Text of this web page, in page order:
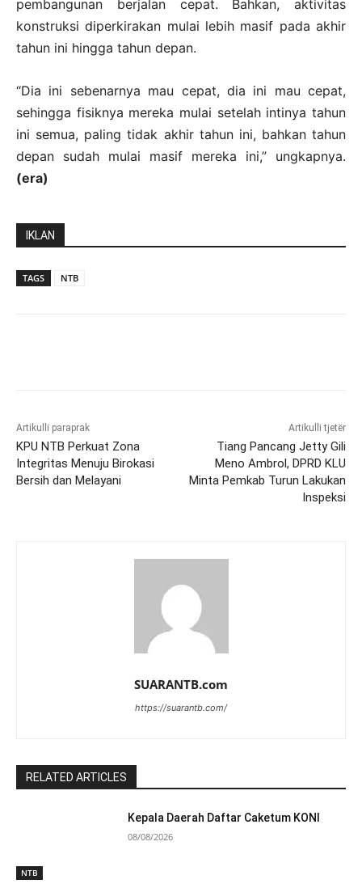
pembangunan berjalan cepat. Bahkan, aktivitas
konstruksi diperkirakan mulai lebih masif pada akhir
tahun ini hingga tahun depan.
“Dia ini sebenarnya mau cepat, dia ini mau cepat,
sehingga fisiknya mereka mulai setelah intinya tahun
ini semua, paling tidak akhir tahun ini, bahkan tahun
depan sudah mulai masif mereka ini,” ungkapnya.
(era)
IKLAN
TAGS NTB
Artikulli paraprak
KPU NTB Perkuat Zona
Integritas Menuju Birokasi
Bersih dan Melayani
Artikulli tjetër
Tiang Pancang Jetty Gili
Meno Ambrol, DPRD KLU
Minta Pemkab Turun Lakukan
Inspeksi
SUARANTB.com
https://suarantb.com/
RELATED ARTICLES
NTB
Kepala Daerah Daftar Caketum KONI
08/08/2026